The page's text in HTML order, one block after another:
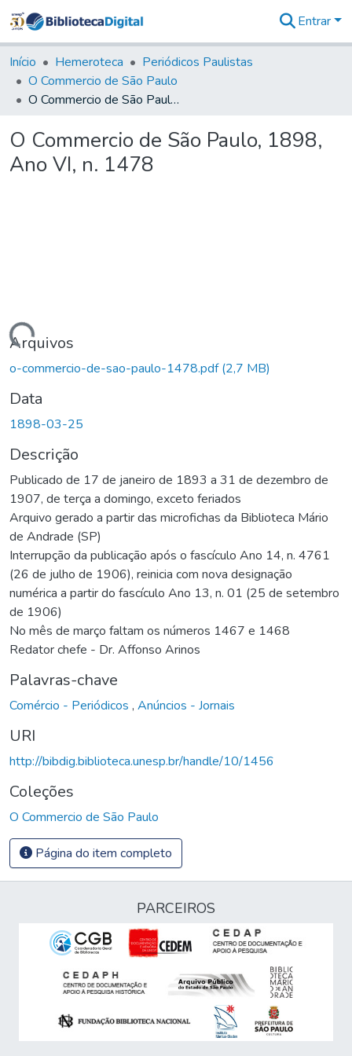
&
Coleções
Tudo na
Biblioteca
Estatísticas
Entrar
Início Hemeroteca
Periódicos Paulistas
O Commercio de São Paulo
O Commercio de São Paulo, 1898, Ano VI, n. 1478
O Commercio de São Paulo, 1898,
Ano VI, n. 1478
Arquivos
o-commercio-de-sao-paulo-1478.pdf(2,7 MB)
Data
1898-03-25
Descrição
Publicado de 17 de janeiro de 1893 a 31 de dezembro de
1907, de terça a domingo, exceto feriados
Arquivo gerado a partir das microfichas da Biblioteca Mário
de Andrade (SP)
Interrupção da publicação após o fascículo Ano 14, n. 4761
(26 de julho de 1906), reinicia com nova designação
numérica a partir do fascículo Ano 13, n. 01 (25 de setembro
de 1906)
No mês de março faltam os números 1467 e 1468
Redator chefe - Dr. Affonso Arinos
Palavras-chave
Comércio - Periódicos , Anúncios - Jornais
URI
http://bibdig.biblioteca.unesp.br/handle/10/1456
Coleções
O Commercio de São Paulo
Página do item completo
PARCEIROS